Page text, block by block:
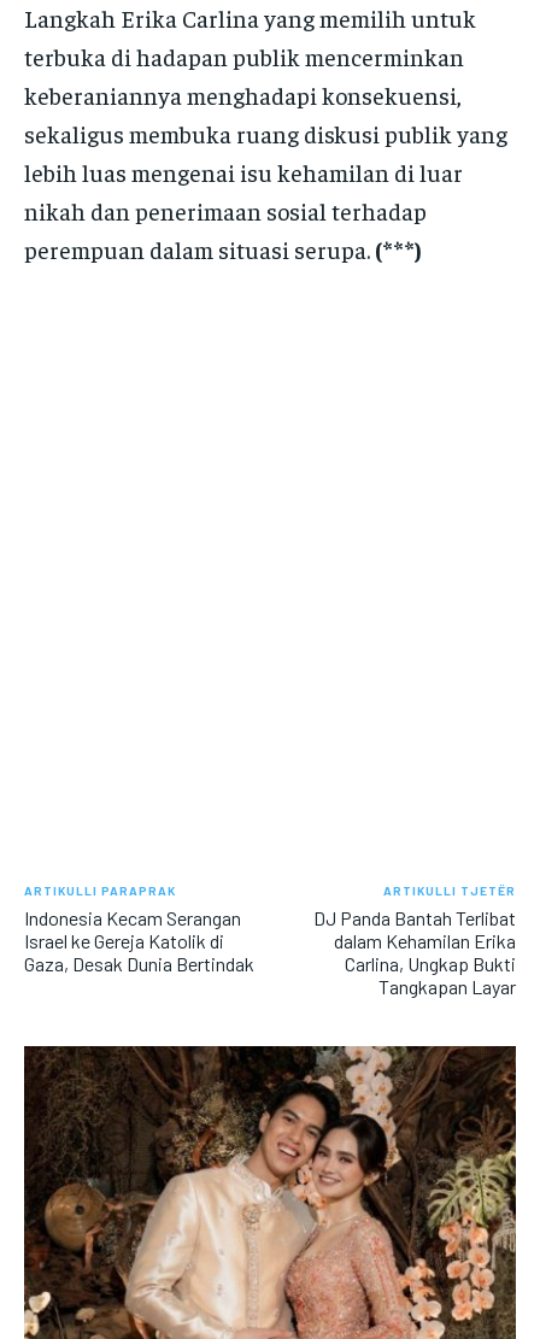
Langkah Erika Carlina yang memilih untuk
terbuka di hadapan publik mencerminkan
keberaniannya menghadapi konsekuensi,
sekaligus membuka ruang diskusi publik yang
lebih luas mengenai isu kehamilan di luar
nikah dan penerimaan sosial terhadap
perempuan dalam situasi serupa. (***)
ARTIKULLI PARAPRAK
Indonesia Kecam Serangan
Israel ke Gereja Katolik di
Gaza, Desak Dunia Bertindak
ARTIKULLI TJETËR
DJ Panda Bantah Terlibat
dalam Kehamilan Erika
Carlina, Ungkap Bukti
Tangkapan Layar